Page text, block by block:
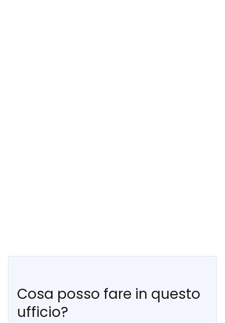
Cosa posso fare in questo
ufficio?